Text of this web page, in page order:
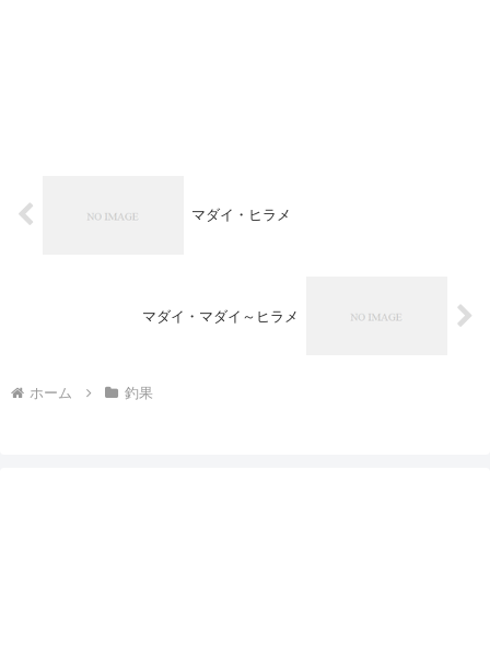
マダイ・ヒラメ
マダイ・マダイ～ヒラメ
ホーム 釣果